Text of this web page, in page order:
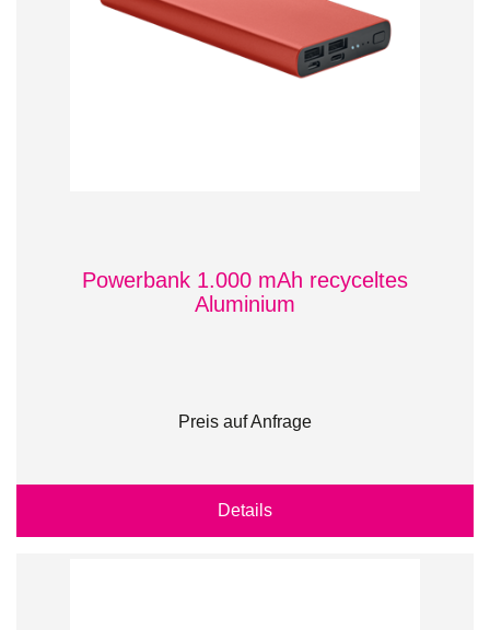
Powerbank 1.000 mAh recyceltes
Aluminium
Preis auf Anfrage
Details